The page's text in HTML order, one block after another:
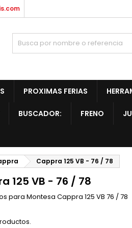
PROXIMAS FERIAS
BUSCADOR: FRENO
Cappra 125 VB - 76 / 78
125 VB - 76 / 78
para Montesa Cappra 125 VB 76 / 78